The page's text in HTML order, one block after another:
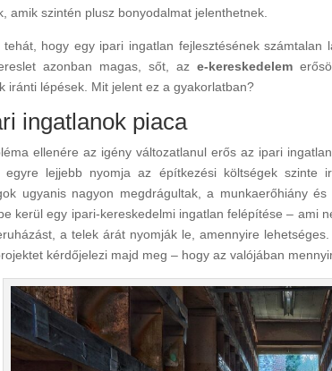
amik szintén plusz bonyodalmat jelenthetnek.
hogy egy ipari ingatlan fejlesztésének
azonban magas, sőt, az e-kereskedelem
iránti lépések. Mit jelent ez a gyakorlatban?
ingatlanok piaca
ellenére az igény változatlanul erős az ipari
egyre lejjebb nyomja az építkezési költségek szinte
ugyanis nagyon megdrágultak, a munkaerőhiány
kerül egy ipari-kereskedelmi ingatlan felépítése – ami
a telek árát nyomják le, amennyire
kérdőjelezi majd meg – hogy az valójában